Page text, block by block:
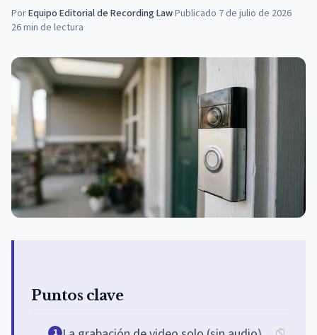
PorEquipo Editorial de Recording Law·Publicado 7 de julio de 2026
26min de lectura
Puntos clave
1